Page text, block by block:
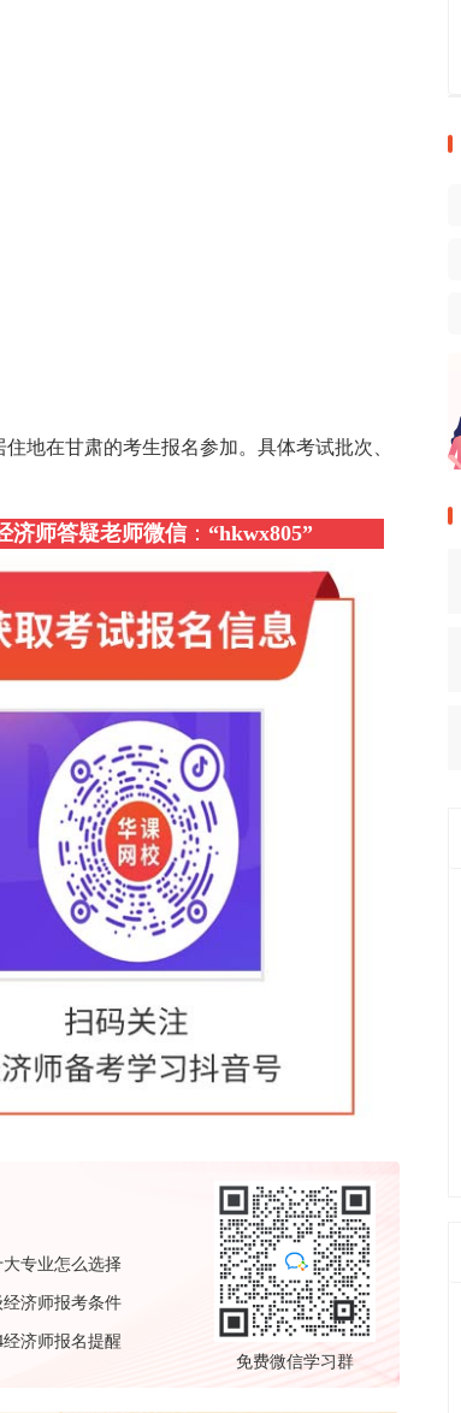
地在甘肃的考生报名参加。具体考试批次、
济师答疑老师微信： “hkwx805”
专业怎么选择
经济师报考条件
经济师报名提醒
免费微信学习群